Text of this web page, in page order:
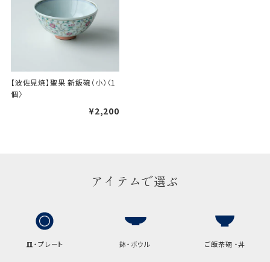
手提袋はお付けできません。
ギフト袋について
の商品は、ギフト袋にお入れい
ご注文時に、ご希望枚数をご記入ください。
【波佐見焼】聖果 新飯碗（小）〈1
個〉
¥2,200
アイテムで選ぶ
皿・プレート 鉢・ボウル ご飯茶碗 ・丼